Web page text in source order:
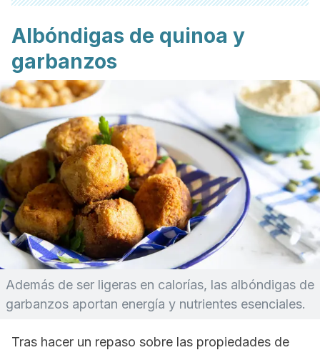
Albóndigas de quinoa y
garbanzos
Además de ser ligeras en calorías, las albóndigas de
garbanzos aportan energía y nutrientes esenciales.
Tras hacer un repaso sobre las propiedades de